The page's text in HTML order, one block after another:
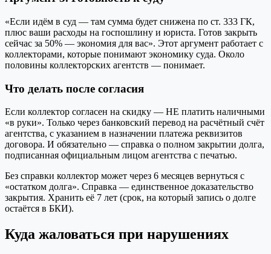
«Если идём в суд — там сумма будет снижена по ст. 333 ГК,
плюс ваши расходы на госпошлину и юриста. Готов закрыть
сейчас за 50% — экономия для вас». Этот аргумент работает с
коллекторами, которые понимают экономику суда. Около
половины коллекторских агентств — понимает.
Что делать после согласия
Если коллектор согласен на скидку — НЕ платить наличными
«в руки». Только через банковский перевод на расчётный счёт
агентства, с указанием в назначении платежа реквизитов
договора. И обязательно — справка о полном закрытии долга,
подписанная официальным лицом агентства с печатью.
Без справки коллектор может через 6 месяцев вернуться с
«остатком долга». Справка — единственное доказательство
закрытия. Хранить её 7 лет (срок, на который запись о долге
остаётся в БКИ).
Куда жаловаться при нарушениях